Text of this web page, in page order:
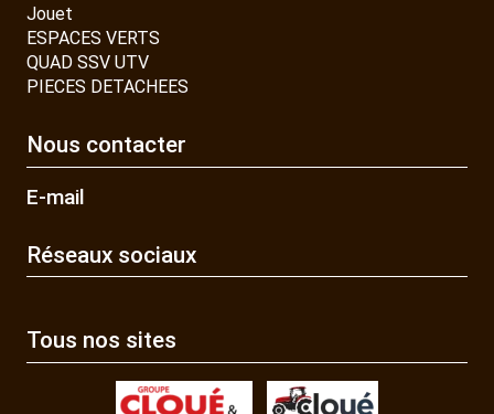
Jouet
ESPACES VERTS
QUAD SSV UTV
PIECES DETACHEES
Nous contacter
E-mail
Réseaux sociaux
Tous nos sites